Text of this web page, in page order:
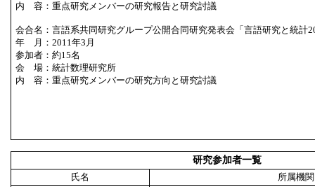
内 容：重点研究メンバーの研究報告と研究討議
会合名：言語系共同研究グループ公開合同研究発表会「言語研究と統計
年 月：2011年3月
参加者：約15名
会 場：統計数理研究所
内 容：重点研究メンバーの研究方向と研究討議
研究参加者一覧
氏名
所属機関